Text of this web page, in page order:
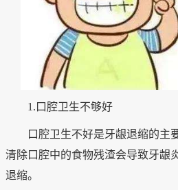
1.口腔卫生不够好
口腔卫生不好是牙龈退缩的主
清除口腔中的食物残渣会导致牙龈
退缩。